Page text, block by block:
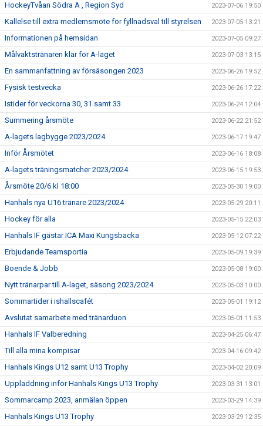
HockeyTvåan Södra A , Region Syd 2023-07-06 19:50
Kallelse till extra medlemsmöte för fyllnadsval till styrelsen 2023-07-05 13:21
Informationen på hemsidan 2023-07-05 09:27
Målvaktstränaren klar för A-laget 2023-07-03 13:15
En sammanfattning av försäsongen 2023 2023-06-26 19:52
Fysisk testvecka 2023-06-26 17:22
Istider för veckorna 30, 31 samt 33 2023-06-24 12:04
Summering årsmöte 2023-06-22 21:52
A-lagets lagbygge 2023/2024 2023-06-17 19:47
Inför Årsmötet 2023-06-16 18:08
A-lagets träningsmatcher 2023/2024 2023-06-15 19:53
Årsmöte 20/6 kl 18:00 2023-05-30 19:00
Hanhals nya U16 tränare 2023/2024 2023-05-29 20:11
Hockey för alla 2023-05-15 22:03
Hanhals IF gästar ICA Maxi Kungsbacka 2023-05-12 07:22
Erbjudande Teamsportia 2023-05-09 19:39
Boende & Jobb 2023-05-08 19:00
Nytt tränarpar till A-laget, säsong 2023/2024 2023-05-03 10:00
Sommartider i ishallscafét 2023-05-01 19:12
Avslutat samarbete med tränarduon 2023-05-01 11:53
Hanhals IF Valberedning 2023-04-25 06:47
Till alla mina kompisar 2023-04-16 09:42
Hanhals Kings U12 samt U13 Trophy 2023-04-02 20:09
Uppladdning inför Hanhals Kings U13 Trophy 2023-03-31 13:01
Sommarcamp 2023, anmälan öppen 2023-03-29 14:39
Hanhals Kings U13 Trophy 2023-03-29 12:35